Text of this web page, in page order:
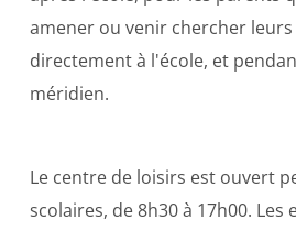
amener ou venir chercher
directement à l'école, et
méridien.
Le centre de loisirs est ouvert
scolaires, de 8h30 à 17h00. Les